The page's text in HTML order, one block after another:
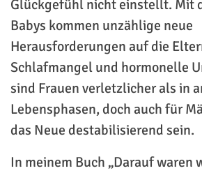
Glückgefühl nicht einstellt. Mit
Babys kommen unzählige neue
Herausforderungen auf die
Schlafmangel und hormonelle
sind Frauen verletzlicher als in
Lebensphasen, doch auch für
das Neue destabilisierend sein.
In meinem Buch „Darauf waren